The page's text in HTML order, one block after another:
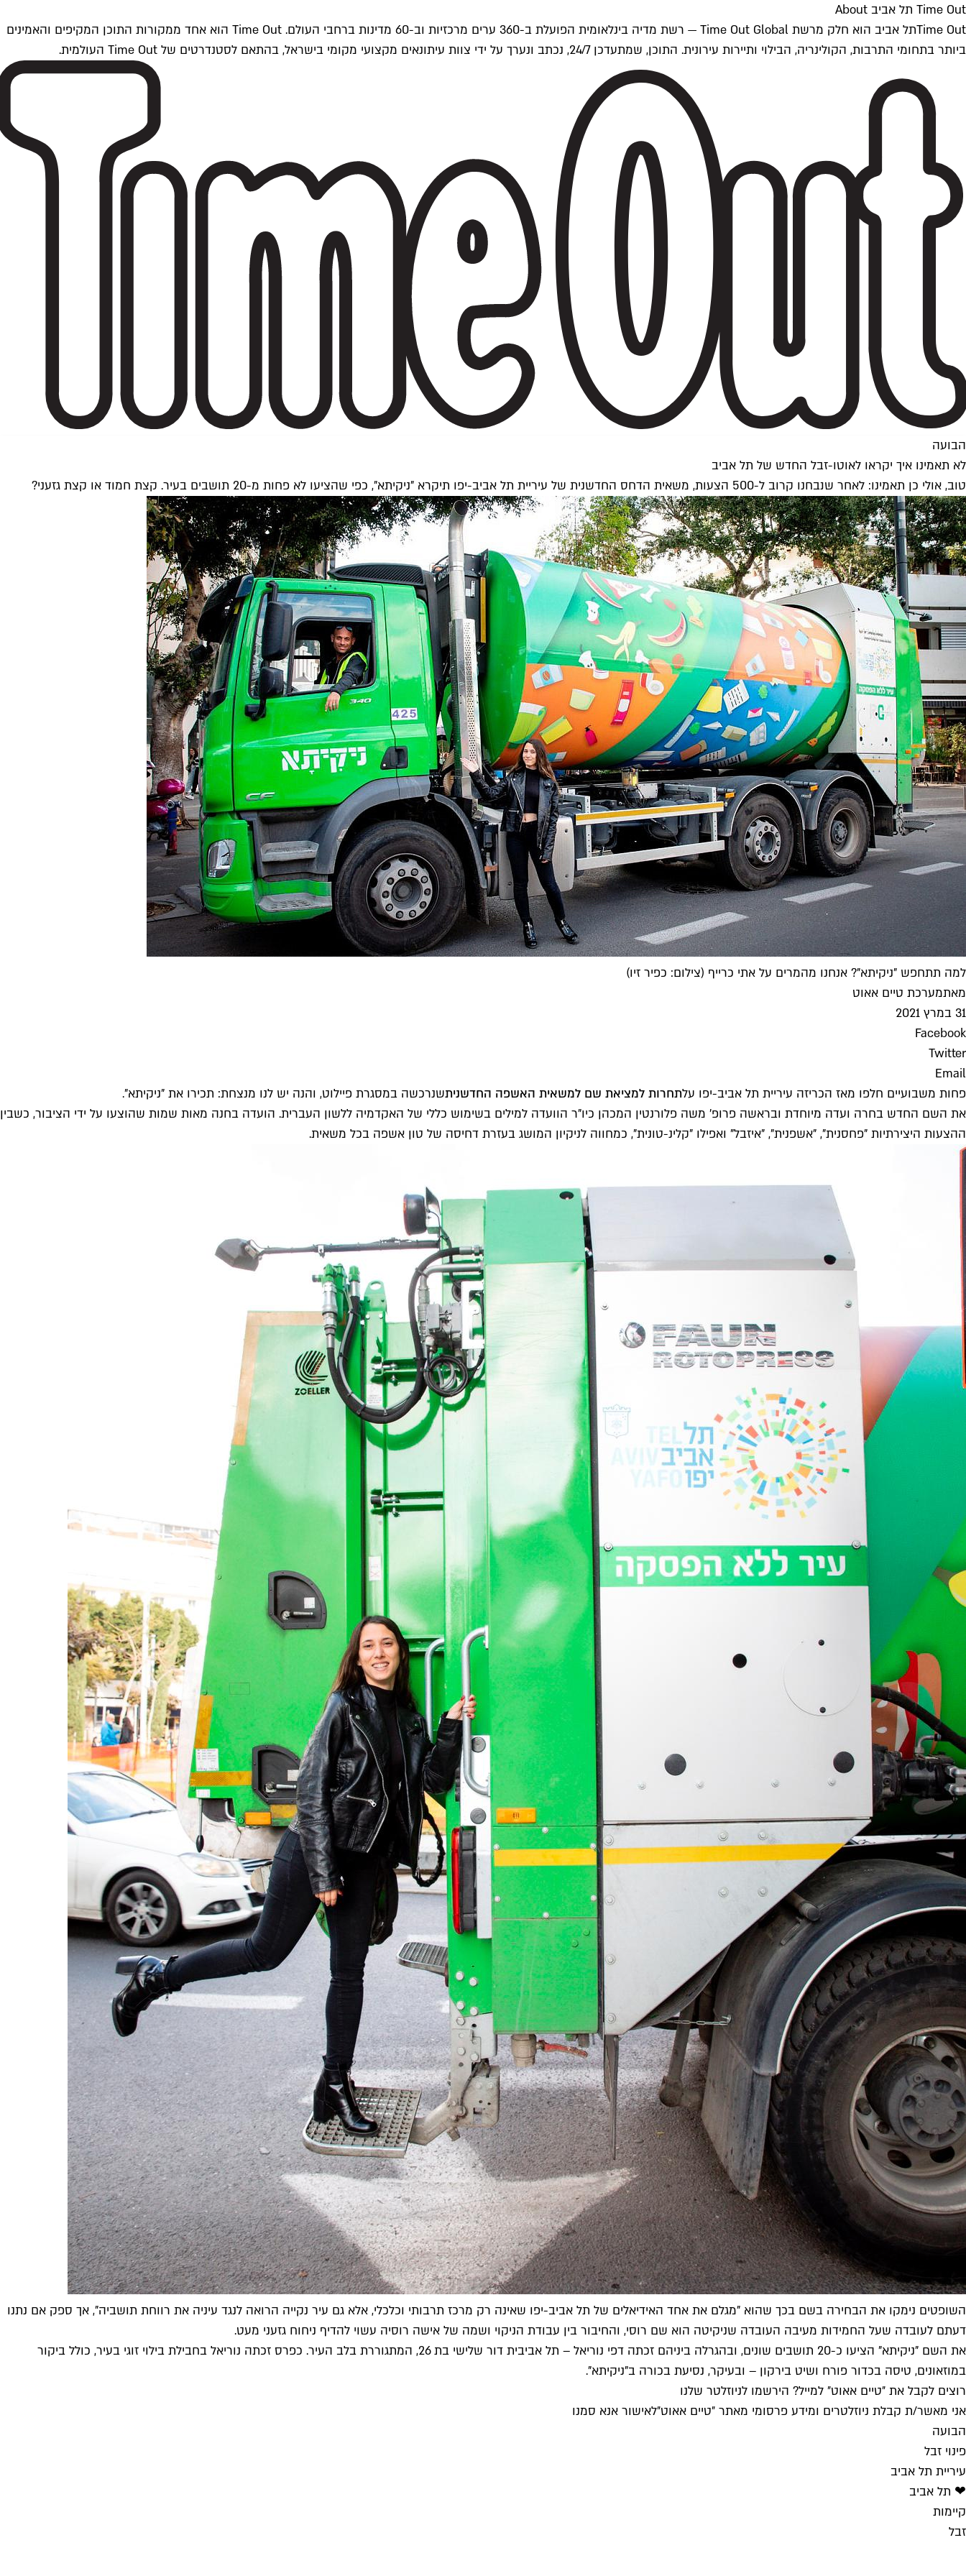
Time Out תל אביב About
Time Outתל אביב הוא חלק מרשת Time Out Global — רשת מדיה בינלאומית הפועלת ב-360 ערים מרכזיות וב-60 מדינות ברחבי העולם. Time Out הוא אחד ממקורות התוכן המקיפים והאמינים
ביותר בתחומי התרבות, הקולינריה, הבילוי ותיירות עירונית. התוכן, שמתעדכן 24/7, נכתב ונערך על ידי צוות עיתונאים מקצועי מקומי בישראל, בהתאם לסטנדרטים של Time Out העולמית.
הבועה
לא תאמינו איך יקראו לאוטו-זבל החדש של תל אביב
טוב, אולי כן תאמינו: לאחר שנבחנו קרוב ל-500 הצעות, משאית הדחס החדשנית של עיריית תל אביב-יפו תיקרא "ניקיתא", כפי שהציעו לא פחות מ-20 תושבים בעיר. קצת חמוד או קצת גזעני?
למה תתחפש "ניקיתא"? אנחנו מהמרים על אתי כרייף (צילום: כפיר זיו)
מאתמערכת טיים אאוט
31 במרץ 2021
Facebook
Twitter
Email
פחות משבועיים חלפו מאז הכריזה עיריית תל אביב-יפו עלתחרות למציאת שם למשאית האשפה החדשניתשנרכשה במסגרת פיילוט, והנה יש לנו מנצחת: תכירו את "ניקיתא".
את השם החדש בחרה ועדה מיוחדת ובראשה פרופ' משה פלורנטין המכהן כיו"ר הוועדה למילים בשימוש כללי של האקדמיה ללשון העברית. הועדה בחנה מאות שמות שהוצעו על ידי הציבור, כשבין
ההצעות היצירתיות "פחסנית", "אשפנית", "איזבל" ואפילו "קלינ-טונית", כמחווה לניקיון המושג בעזרת דחיסה של טון אשפה בכל משאית.
השופטים נימקו את הבחירה בשם בכך שהוא "מגלם את אחד האידיאלים של תל אביב-יפו שאינה רק מרכז תרבותי וכלכלי, אלא גם עיר נקייה הרואה לנגד עיניה את רווחת תושביה", אך ספק אם נתנו
דעתם לעובדה שעל החמידות מעיבה העובדה שניקיטה הוא שם רוסי, והחיבור בין עבודת הניקוי ושמה של אישה רוסיה עשוי להדיף ניחוח גזעני מעט.
את השם "ניקיתא" הציעו כ-20 תושבים שונים, ובהגרלה ביניהם זכתה דפי נוריאל – תל אביבית דור שלישי בת 26, המתגוררת בלב העיר. כפרס זכתה נוריאל בחבילת בילוי זוגי בעיר, כולל ביקור
במוזאונים, טיסה בכדור פורח ושיט בירקון – ובעיקר, נסיעת בכורה ב"ניקיתא".
רוצים לקבל את ״טיים אאוט״ למייל? הירשמו לניוזלטר שלנו
אני מאשר/ת קבלת ניוזלטרים ומידע פרסומי מאתר ״טיים אאוט״לאישור אנא סמנו
הבועה
פינוי זבל
עיריית תל אביב
❤ תל אביב
קיימות
זבל